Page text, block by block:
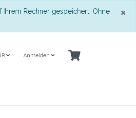
×
Rechner gespeichert. Ohne
Anmelden